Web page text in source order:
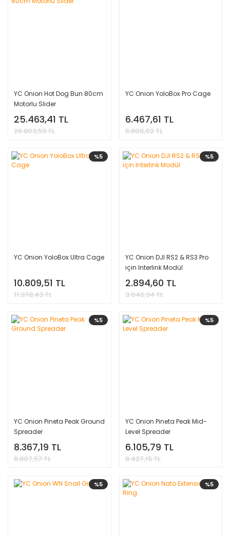
YC Onion Hot Dog Bun 80cm
Motorlu Slider
25.463,41 TL
26.803,59 TL
YC Onion YoloBox Pro Cage
6.467,61 TL
6.808,02 TL
%5
YC Onion YoloBox Ultra Cage
10.809,51 TL
11.378,43 TL
%5
YC Onion DJI RS2 & RS3 Pro
için Interlink Modül
2.894,60 TL
3.046,94 TL
%5
YC Onion Pineta Peak Ground
Spreader
8.367,19 TL
8.807,57 TL
%5
YC Onion Pineta Peak Mid-
Level Spreader
6.105,79 TL
6.427,15 TL
%5 %5